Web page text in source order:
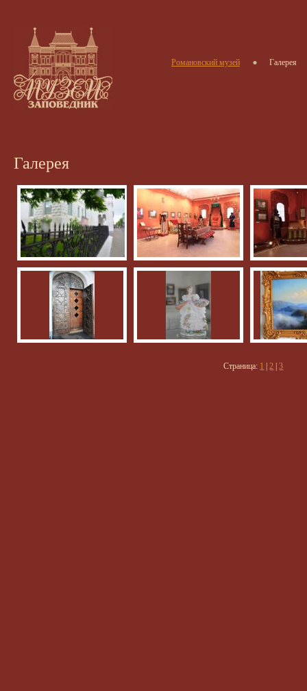
Романовский музей Галерея
Галерея
Страница: 1 |2 |3